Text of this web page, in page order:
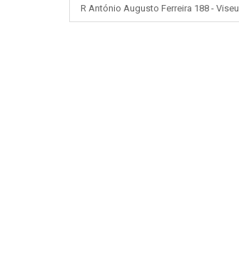
R António Augusto Ferreira 188 - Viseu